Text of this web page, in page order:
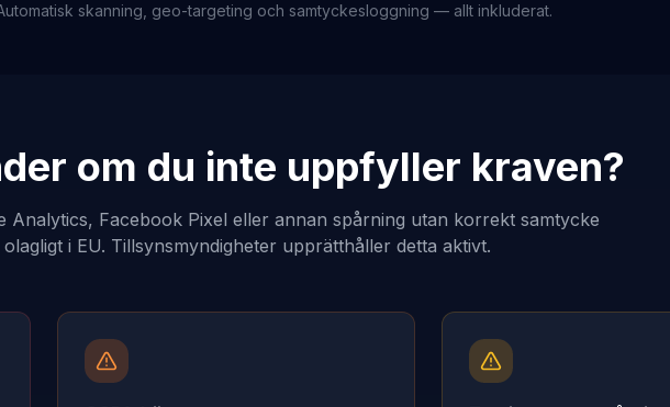
skanning, geo-targeting och samtyckesloggning — allt inkluderat.
om du inte uppfyller kraven?
Analytics, Facebook Pixel eller annan spårning utan korrekt samtycke
i EU. Tillsynsmyndigheter upprätthåller detta aktivt.